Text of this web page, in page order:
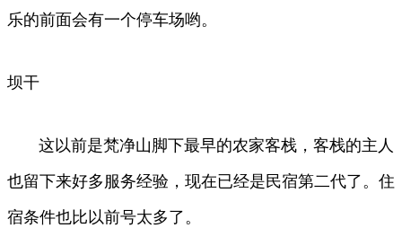
乐的前面会有一个停车场哟。
坝干
这以前是梵净山脚下最早的农家客栈，客栈的主人
也留下来好多服务经验，现在已经是民宿第二代了。住
宿条件也比以前号太多了。